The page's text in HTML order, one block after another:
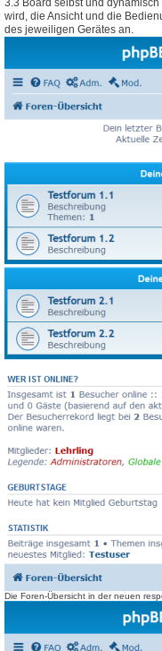
3.3 Board selbst und
wird, die Ansicht und die
des jeweiligen Gerätes an.
Die Foren-Übersicht in der neuen